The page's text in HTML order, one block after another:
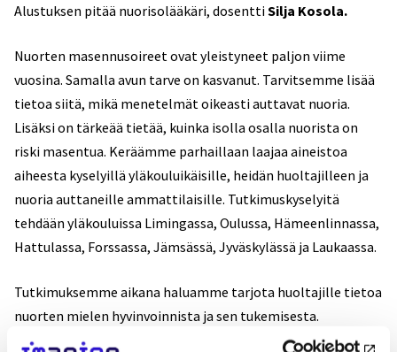
Alustuksen pitää nuorisolääkäri, dosenttiSilja Kosola.
Nuorten masennusoireet ovat yleistyneet paljon viime
vuosina. Samalla avun tarve on kasvanut. Tarvitsemme lisää
tietoa siitä, mikä menetelmät oikeasti auttavat nuoria.
Lisäksi on tärkeää tietää, kuinka isolla osalla nuorista on
riski masentua. Keräämme parhaillaan laajaa aineistoa
aiheesta kyselyillä yläkouluikäisille, heidän huoltajilleen ja
nuoria auttaneille ammattilaisille. Tutkimuskyselyitä
tehdään yläkouluissa Limingassa, Oulussa, Hämeenlinnassa,
Hattulassa, Forssassa, Jämsässä, Jyväskylässä ja Laukaassa.
Tutkimuksemme aikana haluamme tarjota huoltajille tietoa
nuorten mielen hyvinvoinnista ja sen tukemisesta.
Kerromme myös IMAGINE-tutkimuksen etenemisestä. Tule